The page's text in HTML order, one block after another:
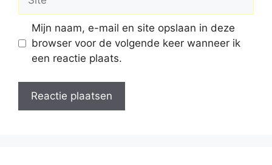
Mijn naam, e-mail en site opslaan in deze
browser voor de volgende keer wanneer ik
een reactie plaats.